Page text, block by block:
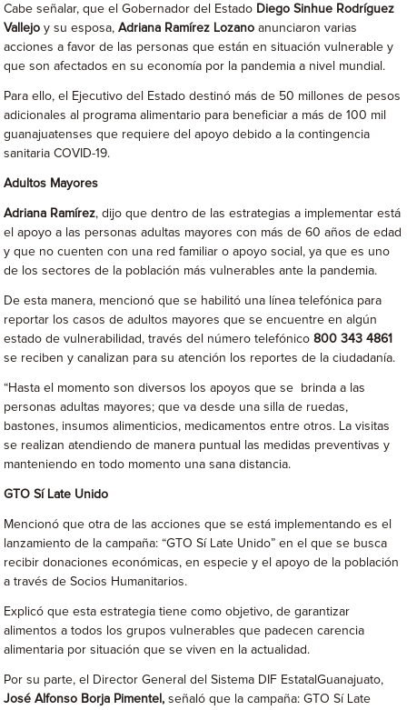
Cabe señalar, que el Gobernador del Estado Diego Sinhue Rodríguez
Vallejo y su esposa,Adriana Ramírez Lozano anunciaron varias
acciones a favor de las personas que están en situación vulnerable y
que son afectados en su economía por la pandemia a nivel mundial.
Para ello, el Ejecutivo del Estado destinó más de 50 millones de pesos
adicionales al programa alimentario para beneficiar a más de 100 mil
guanajuatenses que requiere del apoyo debido a la contingencia
sanitaria COVID-19.
Adultos Mayores
Adriana Ramírez, dijo que dentro de las estrategias a implementar está
el apoyo a las personas adultas mayores con más de 60 años de edad
y que no cuenten con una red familiar o apoyo social, ya que es uno
de los sectores de la población más vulnerables ante la pandemia.
De esta manera, mencionó que se habilitó una línea telefónica para
reportar los casos de adultos mayores que se encuentre en algún
estado de vulnerabilidad, través del número telefónico800 343 4861
se reciben y canalizan para su atención los reportes de la ciudadanía.
“Hasta el momento son diversos los apoyos que se brinda a las
personas adultas mayores; que va desde una silla de ruedas,
bastones, insumos alimenticios, medicamentos entre otros. La visitas
se realizan atendiendo de manera puntual las medidas preventivas y
manteniendo en todo momento una sana distancia.
GTO Sí Late Unido
Mencionó que otra de las acciones que se está implementando es el
lanzamiento de la campaña: “GTO Sí Late Unido” en el que se busca
recibir donaciones económicas, en especie y el apoyo de la población
a través de Socios Humanitarios.
Explicó que esta estrategia tiene como objetivo, de garantizar
alimentos a todos los grupos vulnerables que padecen carencia
alimentaria por situación que se viven en la actualidad.
Por su parte, el Director General del Sistema DIF EstatalGuanajuato,
José Alfonso Borja Pimentel, señaló que la campaña: GTO Sí Late